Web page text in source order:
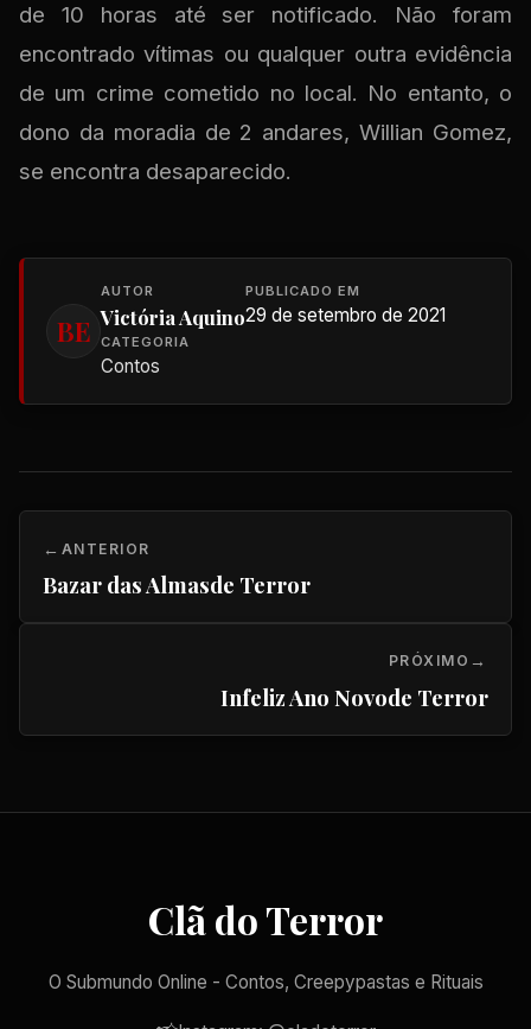
de 10 horas até ser notificado. Não foram
encontrado vítimas ou qualquer outra evidência
de um crime cometido no local. No entanto, o
dono da moradia de 2 andares, Willian Gomez,
se encontra desaparecido.
BE
AUTOR
Victória Aquino
PUBLICADO EM
29 de setembro de 2021
CATEGORIA
Contos
ANTERIOR
Bazar das Almasde Terror
PRÓXIMO
Infeliz Ano Novode Terror
Clã do Terror
O Submundo Online - Contos, Creepypastas e Rituais